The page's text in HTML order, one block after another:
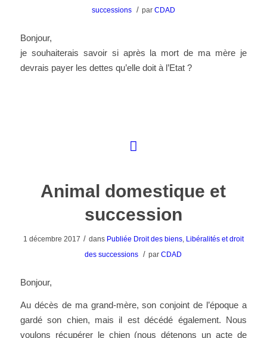
successions / par CDAD
Bonjour,
je souhaiterais savoir si après la mort de ma mère je
devrais payer les dettes qu’elle doit à l’Etat ?
Animal domestique et
succession
1 décembre 2017 / dans Publiée Droit des biens, Libéralités et droit
des successions
/ parCDAD
Bonjour,
Au décès de ma grand-mère, son conjoint de l’époque a
gardé son chien, mais il est décédé également. Nous
voulons récupérer le chien (nous détenons un acte de